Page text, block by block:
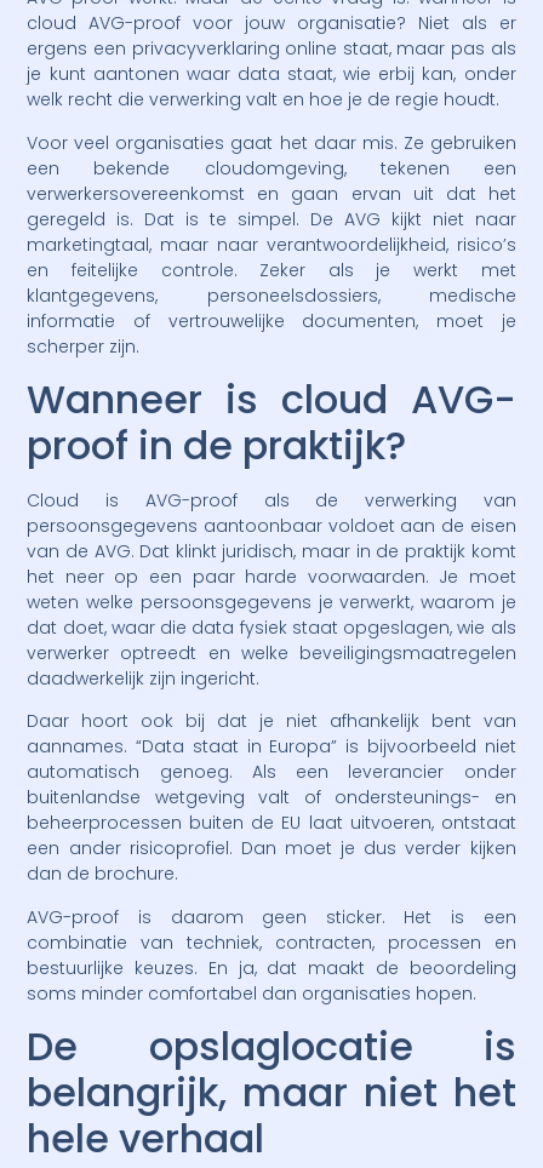
cloud AVG-proof voor jouw organisatie? Niet als er
ergens een privacyverklaring online staat, maar pas als
je kunt aantonen waar data staat, wie erbij kan, onder
welk recht die verwerking valt en hoe je de regie houdt.
Voor veel organisaties gaat het daar mis. Ze gebruiken
een bekende cloudomgeving, tekenen een
verwerkersovereenkomst en gaan ervan uit dat het
geregeld is. Dat is te simpel. De AVG kijkt niet naar
marketingtaal, maar naar verantwoordelijkheid, risico’s
en feitelijke controle. Zeker als je werkt met
klantgegevens, personeelsdossiers, medische
informatie of vertrouwelijke documenten, moet je
scherper zijn.
Wanneer is cloud AVG-
proof in de praktijk?
Cloud is AVG-proof als de verwerking van
persoonsgegevens aantoonbaar voldoet aan de eisen
van de AVG. Dat klinkt juridisch, maar in de praktijk komt
het neer op een paar harde voorwaarden. Je moet
weten welke persoonsgegevens je verwerkt, waarom je
dat doet, waar die data fysiek staat opgeslagen, wie als
verwerker optreedt en welke beveiligingsmaatregelen
daadwerkelijk zijn ingericht.
Daar hoort ook bij dat je niet afhankelijk bent van
aannames. “Data staat in Europa” is bijvoorbeeld niet
automatisch genoeg. Als een leverancier onder
buitenlandse wetgeving valt of ondersteunings- en
beheerprocessen buiten de EU laat uitvoeren, ontstaat
een ander risicoprofiel. Dan moet je dus verder kijken
dan de brochure.
AVG-proof is daarom geen sticker. Het is een
combinatie van techniek, contracten, processen en
bestuurlijke keuzes. En ja, dat maakt de beoordeling
soms minder comfortabel dan organisaties hopen.
De opslaglocatie is
belangrijk, maar niet het
hele verhaal